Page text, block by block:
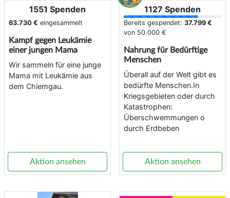
1551 Spenden
63.730 € eingesammelt
Kampf gegen Leukämie
einer jungen Mama
Wir sammeln für eine junge
Mama mit Leukämie aus
dem Chiemgau.
Aktion ansehen
1127 Spenden
Bereits gespendet: 37.799 €
von 50.000 €
Nahrung für Bedürftige
Menschen
Überall auf der Welt gibt es
bedürfte Menschen.In
Kriegsgebieten oder durch
Katastrophen:
Überschwemmungen o
durch Erdbeben
Aktion ansehen